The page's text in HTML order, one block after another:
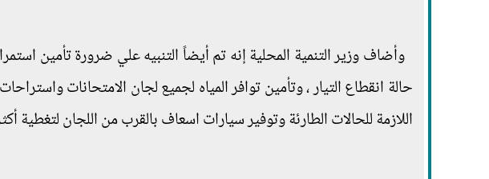
وأضاف وزير التنمية المحلية إنه تم أيضاً التنبيه علي ضرورة تأمين
حالة انقطاع التيار ، وتأمين توافر المياه لجميع لجان الامتحانات
اللازمة للحالات الطارئة وتوفير سيارات اسعاف بالقرب من اللجان لتغطية